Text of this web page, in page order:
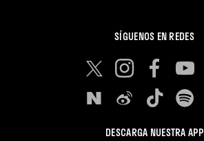
SÍGUENOS EN REDES
DESCARGA NUESTRA APP